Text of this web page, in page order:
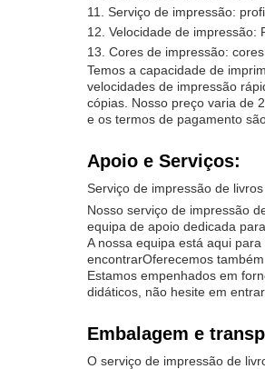
Serviço de impressão:
Velocidade de impressão:
Cores de impressão:
Temos a capacidade de
velocidades de impressão
cópias. Nosso preço varia de
e os termos de pagamento
Apoio e Serviços:
Serviço de impressão de
Nosso serviço de impressão
equipa de apoio dedicada
A nossa equipa está aqui
encontrarOferecemos
Estamos empenhados em
didáticos, não hesite em
Embalagem e
O serviço de impressão de